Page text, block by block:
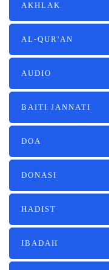
AKHLAK
AL-QUR'AN
AUDIO
BAITI JANNATI
DOA
DONASI
HADIST
IBADAH